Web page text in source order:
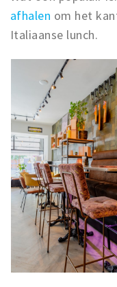
afhalen om het
Italiaanse lunch.